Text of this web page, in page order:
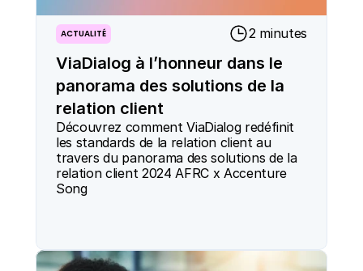
ViaDialog à l’honneur dans le
panorama des solutions de la
relation client
ACTUALITÉ 2 minutes
Découvrez comment ViaDialog redéfinit
les standards de la relation client au
travers du panorama des solutions de la
relation client 2024 AFRC x Accenture
Song